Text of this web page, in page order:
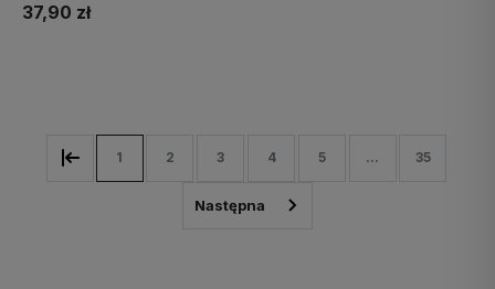
37,90 zł
1 2 3 4 5 ... 35